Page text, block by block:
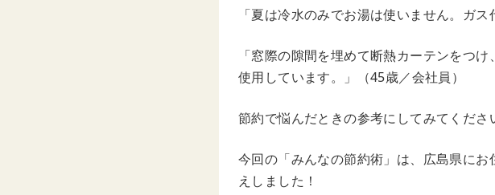
「夏は冷水のみでお湯は使いません。ガ
「窓際の隙間を埋めて断熱カーテンをつ
使用しています。」（45歳／会社員）
節約で悩んだときの参考にしてみてくださ
今回の「みんなの節約術」は、広島県に
えしました！